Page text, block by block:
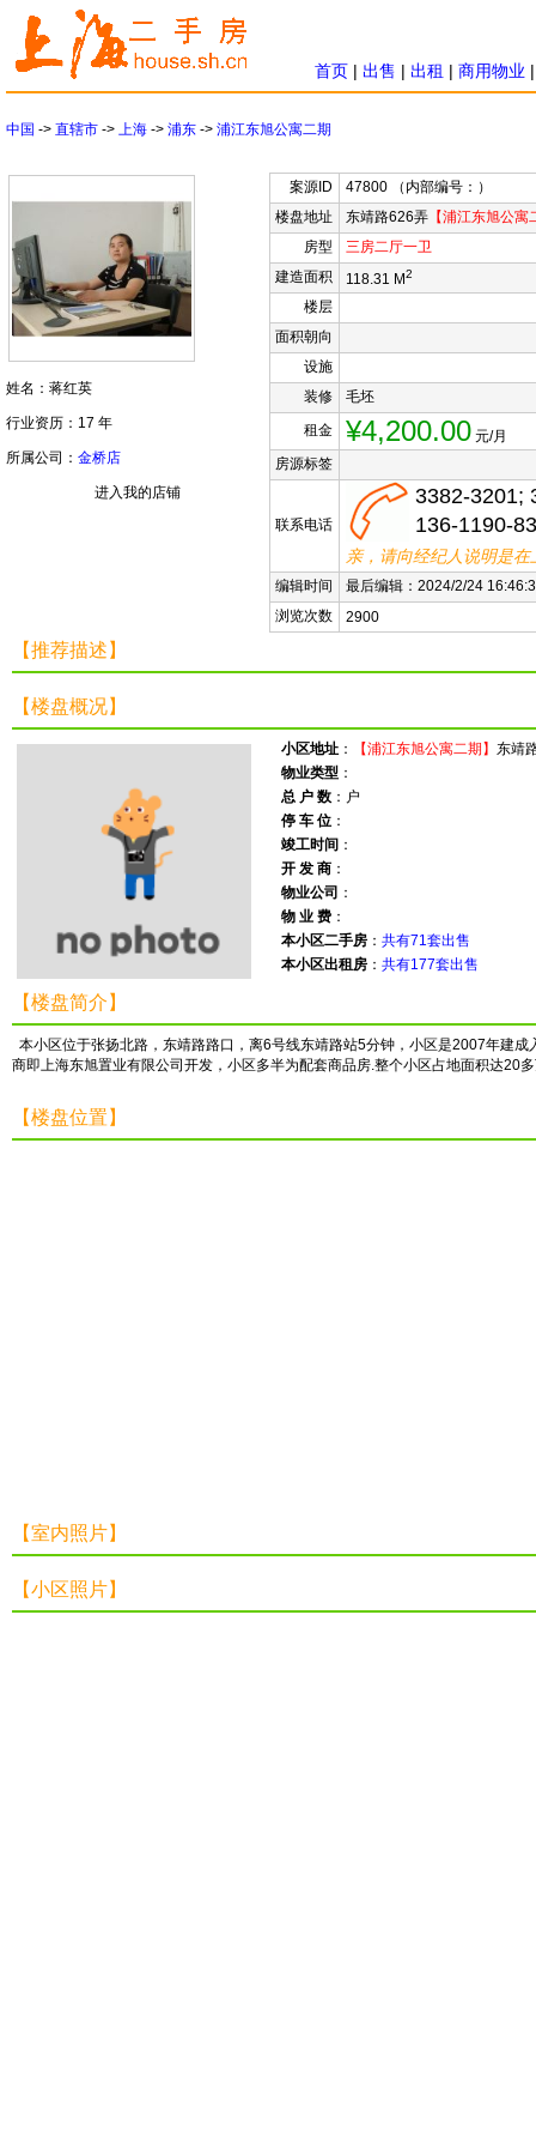
首页 | 出售 | 出租 | 商用物业
中国 -> 直辖市 -> 上海 -> 浦东 -> 浦江东旭公寓二期
姓名：蒋红英
行业资历：17 年
所属公司： 金桥店
进入我的店铺
案源ID
47800 （内部编号：）
楼盘地址
东靖路626弄 【浦江东旭公寓
房型
三房二厅一卫
建造面积
118.31 M2
楼层
面积朝向
设施
装修
毛坯
租金
¥4,200.00 元/月
房源标签
联系电话
3382-3201;
136-1190-
亲，请向经纪人说明是
编辑时间
最后编辑：2024/2/24
浏览次数
2900
【推荐描述】
【楼盘概况】
小区地址 ： 【浦江东旭公寓二期】 东靖
物业类型 ：
总 户 数 ：户
停 车 位 ：
竣工时间 ：
开 发 商 ：
物业公司 ：
物 业 费 ：
本小区二手房 ： 共有71套出售
本小区出租房 ： 共有177套出售
【楼盘简介】
本小区位于张扬北路，东靖路路口，离6号线东靖路站5分钟，小区是2007年建
商即上海东旭置业有限公司开发，小区多半为配套商品房.整个小区占地面积达20
【楼盘位置】
【室内照片】
【小区照片】